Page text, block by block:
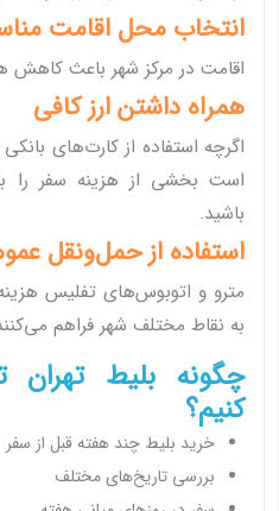
انتخاب محل اقامت
اقامت در مرکز شهر باعث کاهش
همراه داشتن ارز کافی
اگرچه استفاده از کارت‌های
است بخشی از هزینه سفر را
باشید.
استفاده از حمل‌ونقل
مترو و اتوبوس‌های تفلیس
به نقاط مختلف شهر فراهم
چگونه بلیط تهران
کنیم؟
خرید بلیط چند هفته قبل از سفر
بررسی تاریخ‌های مختلف